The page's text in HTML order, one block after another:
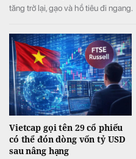
tăng trở lại, gạo và hồ tiêu đi ngang.
Vietcap gọi tên 29 cổ phiếu
có thể đón dòng vốn tỷ USD
sau nâng hạng